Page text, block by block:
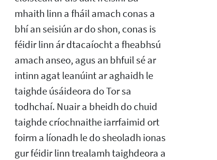
mhaith linn a fháil amach conas a
bhí an seisiún ar do shon, conas is
féidir linn ár dtacaíocht a fheabhsú
amach anseo, agus an bhfuil sé ar
intinn agat leanúint ar aghaidh le
taighde úsáideora do Tor sa
todhchaí. Nuair a bheidh do chuid
taighde críochnaithe iarrfaimid ort
foirm a líonadh le do sheoladh ionas
gur féidir linn trealamh taighdeora a